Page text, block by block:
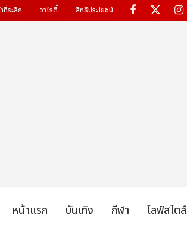
ที่ระลึก วาไรตี้ สิทธิประโยชน์
หน้าแรก บันเทิง กีฬา ไลฟ์สไตล์